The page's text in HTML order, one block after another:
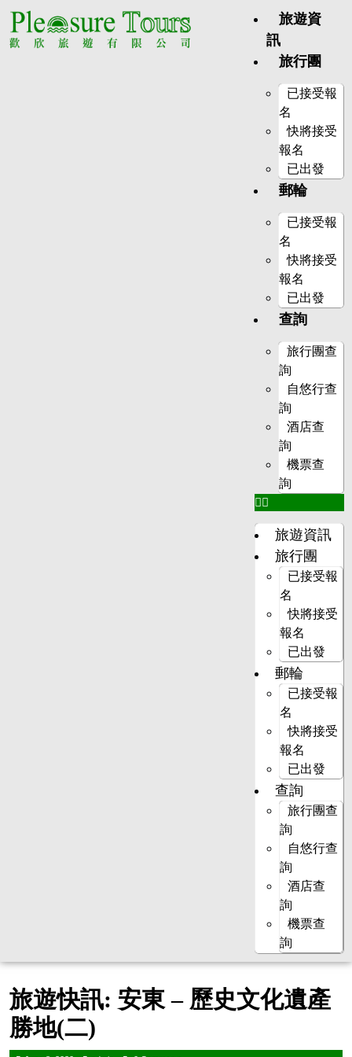
旅遊資
訊
旅行團
已接受報
名
快將接受
報名
已出發
郵輪
已接受報
名
快將接受
報名
已出發
查詢
旅行團查
詢
自悠行查
詢
酒店查
詢
機票查
詢
旅遊資訊
旅行團
已接受報
名
快將接受
報名
已出發
郵輪
已接受報
名
快將接受
報名
已出發
查詢
旅行團查
詢
自悠行查
詢
酒店查
詢
機票查
詢
旅遊快訊: 安東 – 歷史文化遺產
勝地(二)